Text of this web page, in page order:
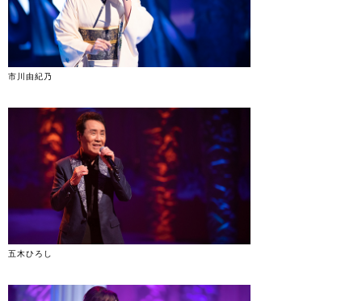
市川由紀乃
五木ひろし